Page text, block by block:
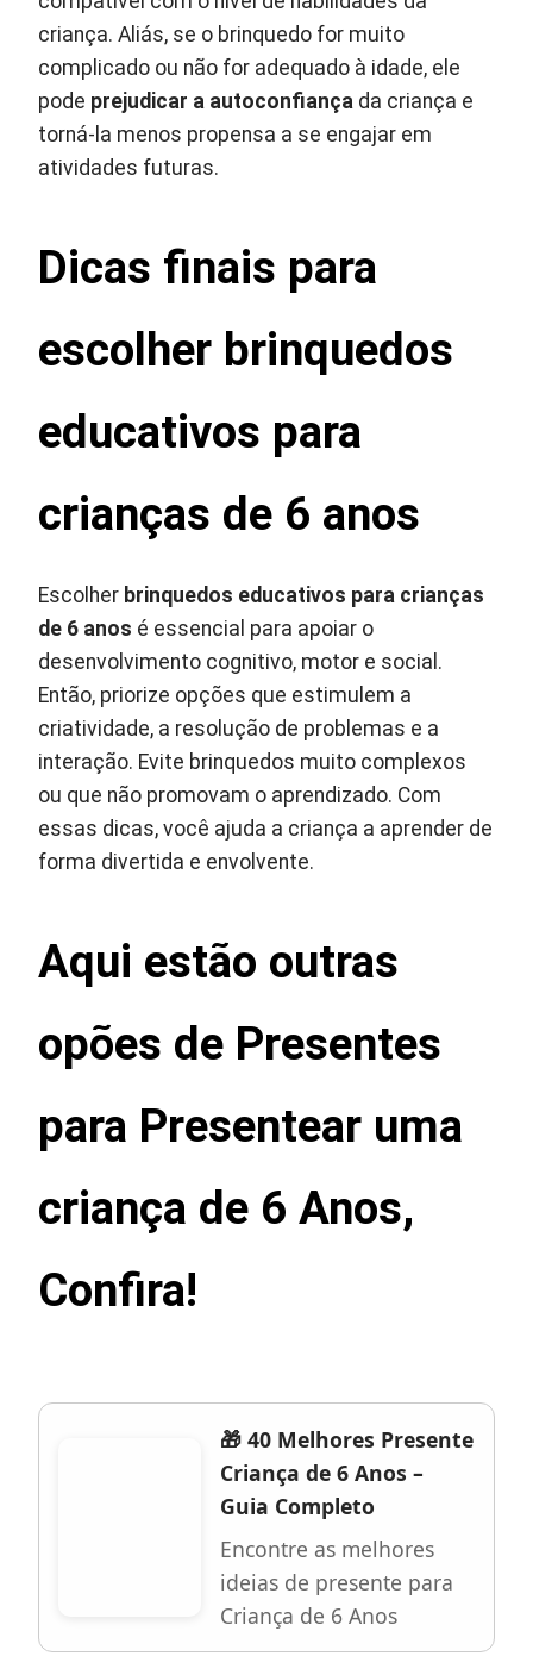
criança. Aliás, se o brinquedo for muito
complicado ou não for adequado à idade, ele
pode prejudicar a autoconfiança da criança e
torná-la menos propensa a se engajar em
atividades futuras.
Dicas finais para
escolher brinquedos
educativos para
crianças de 6 anos
Escolher brinquedos educativos para crianças
de 6 anos é essencial para apoiar o
desenvolvimento cognitivo, motor e social.
Então, priorize opções que estimulem a
criatividade, a resolução de problemas e a
interação. Evite brinquedos muito complexos
ou que não promovam o aprendizado. Com
essas dicas, você ajuda a criança a aprender de
forma divertida e envolvente.
Aqui estão outras
opões de Presentes
para Presentear uma
criança de 6 Anos,
Confira!
🎁 40 Melhores Presente
Criança de 6 Anos –
Guia Completo
Encontre as melhores
ideias de presente para
Criança de 6 Anos